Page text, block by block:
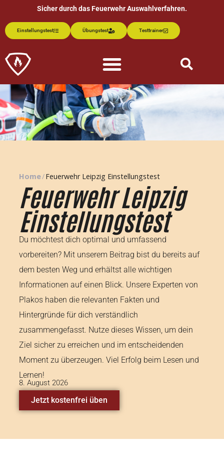
Sicher durch das Feuerwehr Auswahlverfahren.
Einstellungstest Übungstest Testtrainer
Home/Feuerwehr Leipzig Einstellungstest
Feuerwehr Leipzig
Einstellungstest
Du möchtest dich optimal und umfassend
vorbereiten? Mit unserem Beitrag bist du bereits auf
dem besten Weg und erhältst alle wichtigen
Informationen auf einen Blick. Unsere Experten von
Plakos haben die relevanten Fakten und
Hintergründe für dich verständlich
zusammengefasst. Nutze dieses Wissen, um dein
Ziel sicher zu erreichen und im entscheidenden
Moment zu überzeugen. Viel Erfolg beim Lesen und
Lernen!
8. August 2026
Jetzt kostenfrei üben